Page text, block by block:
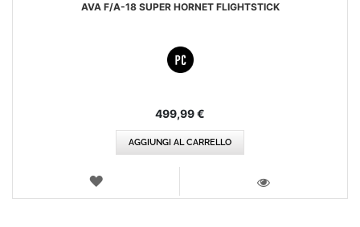
AVA F/A-18 SUPER HORNET FLIGHTSTICK
499,99 €
AGGIUNGI AL CARRELLO
LISTA